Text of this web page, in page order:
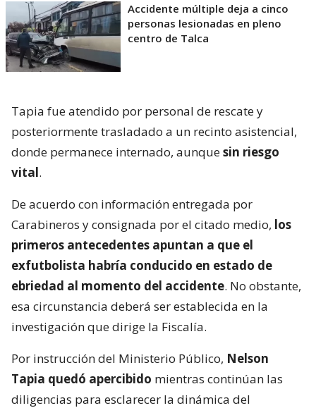
Accidente múltiple deja a cinco
personas lesionadas en pleno
centro de Talca
Tapia fue atendido por personal de rescate y
posteriormente trasladado a un recinto asistencial,
donde permanece internado, aunquesin riesgo
vital.
De acuerdo con información entregada por
Carabineros y consignada por el citado medio, los
primeros antecedentes apuntan a que el
exfutbolista habría conducido en estado de
ebriedad al momento del accidente. No obstante,
esa circunstancia deberá ser establecida en la
investigación que dirige la Fiscalía.
Por instrucción del Ministerio Público, Nelson
Tapia quedó apercibido mientras continúan las
diligencias para esclarecer la dinámica del